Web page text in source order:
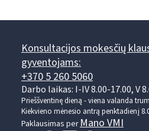
Konsultacijos mokesčių
gyventojams:
+370 5 260 5060
Darbo laikas: I-IV 8.00-17.00, V
Prieššventinę dieną - viena valanda
Kiekvieno mėnesio antrą penktadienį
Paklausimas perMano VMI